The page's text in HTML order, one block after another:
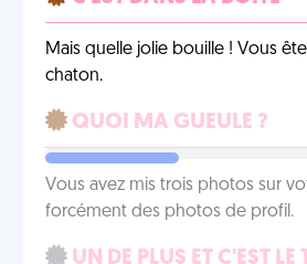
Mais quelle jolie bouille ! Vous
chaton.
QUOI MA GUEULE ?
Vous avez mis trois photos sur
forcément des photos de profil.
UN DE PLUS ET C'EST LE